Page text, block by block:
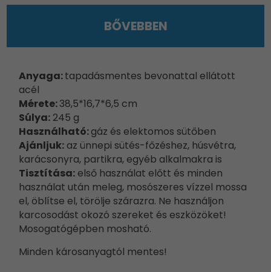
BŐVEBBEN
Anyaga:tapadásmentes bevonattal ellátott
acél
Mérete:38,5*16,7*6,5 cm
Súlya:245 g
Használható:gáz és elektomos sütőben
Ajánljuk: az ünnepi sütés-főzéshez, húsvétra,
karácsonyra, partikra, egyéb alkalmakra is
Tisztítása: első használat előtt és minden
használat után meleg, mosószeres vízzel mossa
el, öblítse el, törölje szárazra. Ne használjon
karcosodást okozó szereket és eszközöket!
Mosogatógépben mosható.
Minden károsanyagtól mentes!